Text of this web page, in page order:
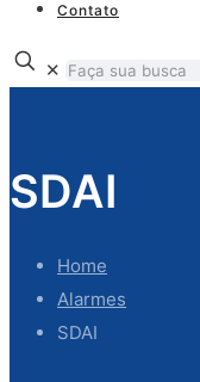
Contato
✕
SDAI
Home
Alarmes
SDAI